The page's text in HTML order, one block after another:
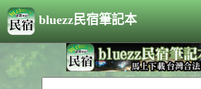
bluezz民宿筆記本